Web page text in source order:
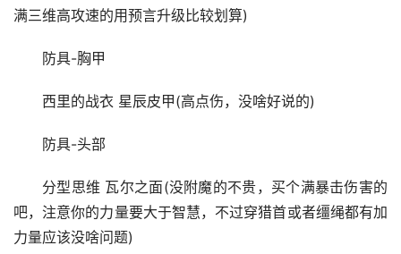
满三维高攻速的用预言升级比较划算)
防具-胸甲
西里的战衣 星辰皮甲(高点伤，没啥好说的)
防具-头部
分型思维 瓦尔之面(没附魔的不贵，买个满暴击伤害的
吧，注意你的力量要大于智慧，不过穿猎首或者缰绳都有加
力量应该没啥问题)